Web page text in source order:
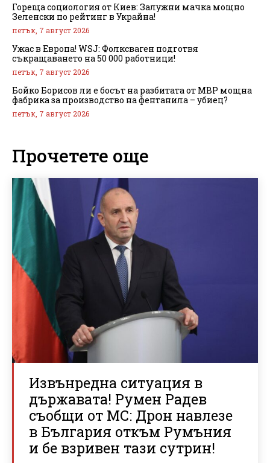
Гореща социология от Киев: Залужни мачка мощно
Зеленски по рейтинг в Украйна!
петък, 7 август 2026
Ужас в Европа! WSJ: Фолксваген подготвя
съкращаването на 50 000 работници!
петък, 7 август 2026
Бойко Борисов ли е босът на разбитата от МВР мощна
фабрика за производство на фентанила – убиец?
петък, 7 август 2026
Прочетете още
Извънредна ситуация в
държавата! Румен Радев
съобщи от МС: Дрон навлезе
в България откъм Румъния
и бе взривен тази сутрин!